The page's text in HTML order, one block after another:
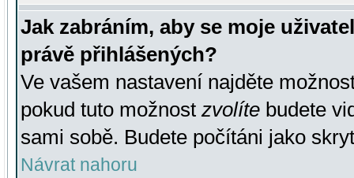
Jak zabráním, aby se moje
právě přihlášených?
Ve vašem nastavení najděte
pokud tuto možnost zvolíte budete
sami sobě. Budete počítáni jako
Návrat nahoru